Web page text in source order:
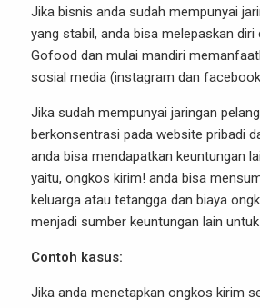
Jika bisnis anda sudah mempunyai
yang stabil, anda bisa melepaskan
Gofood dan mulai mandiri
sosial media (instagram dan
Jika sudah mempunyai jaringan
berkonsentrasi pada website pribadi
anda bisa mendapatkan keuntungan
yaitu, ongkos kirim! anda bisa
keluarga atau tetangga dan biaya
menjadi sumber keuntungan lain
Contoh kasus:
Jika anda menetapkan ongkos kirim